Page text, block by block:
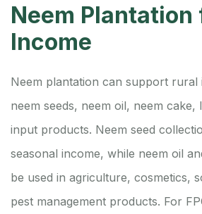
Neem Plantation
Income
Neem plantation can support rural
neem seeds, neem oil, neem cake,
input products. Neem seed
seasonal income, while neem oil
be used in agriculture, cosmetics,
pest management products. For